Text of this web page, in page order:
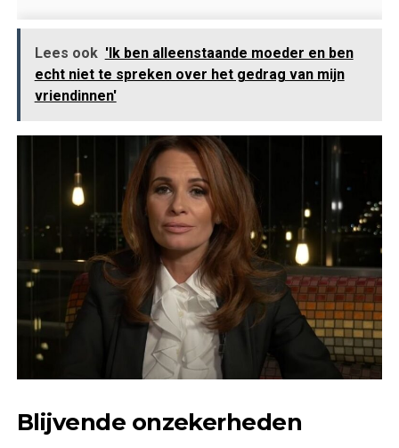
Lees ook 'Ik ben alleenstaande moeder en ben
echt niet te spreken over het gedrag van mijn
vriendinnen'
Blijvende onzekerheden